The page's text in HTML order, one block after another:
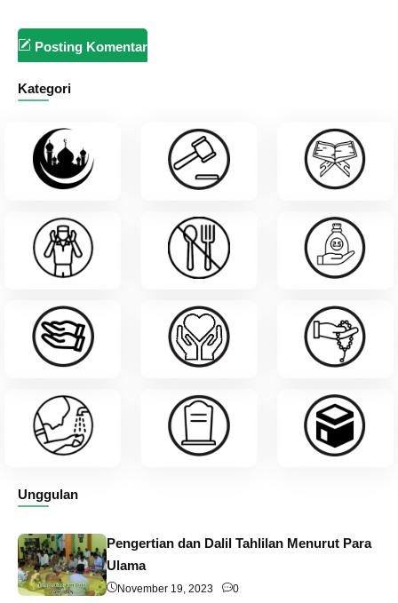
Posting Komentar
Kategori
Unggulan
Pengertian dan Dalil Tahlilan Menurut Para
Ulama
November 19, 2023 0